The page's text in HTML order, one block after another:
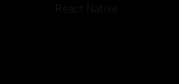
React Native